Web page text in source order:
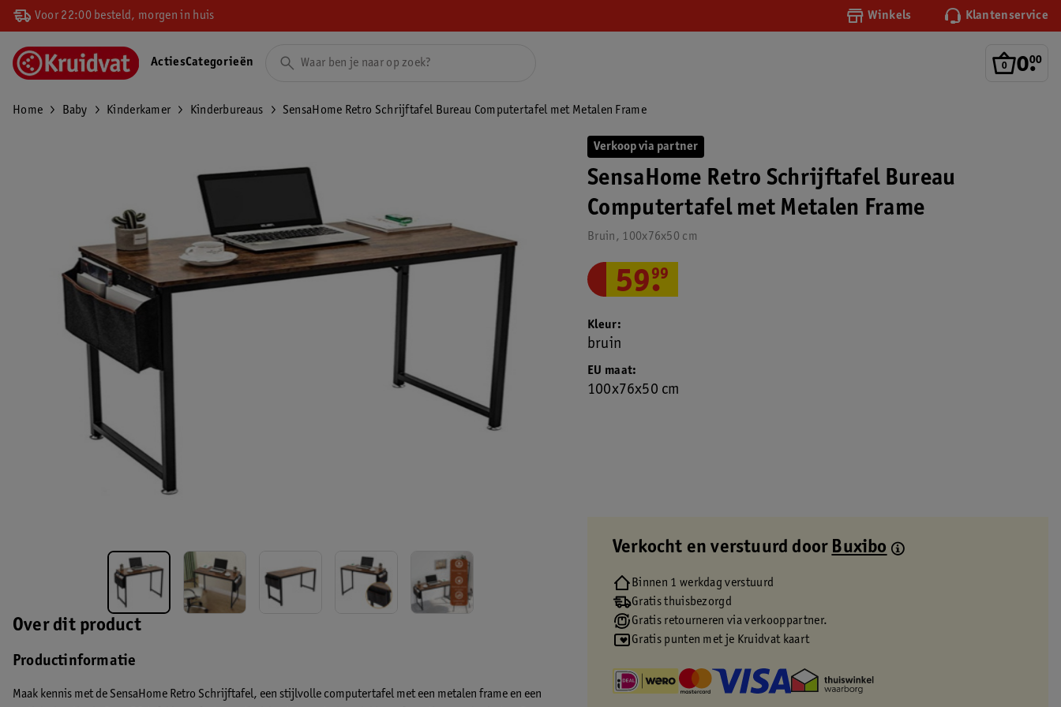
Voor 22:00 besteld, morgen in huis Winkels Klantenservice
0.
00
ActiesCategorieën
Home Baby Kinderkamer Kinderbureaus SensaHome Retro Schrijftafel Bureau Computertafel met Metalen Frame
Over dit product
Productinformatie
Maak kennis met de SensaHome Retro Schrijftafel, een stijlvolle computertafel met een metalen frame en een
Verkoop via partner
SensaHome Retro Schrijftafel Bureau
Computertafel met Metalen Frame
Bruin, 100x76x50 cm
59.
99
EU maat
100x76x50 cm
Kleur
bruin
Verkocht en verstuurd door Buxibo
Binnen 1 werkdag verstuurd
Gratis thuisbezorgd
Gratis retourneren via verkooppartner.
Gratis punten met je Kruidvat kaart